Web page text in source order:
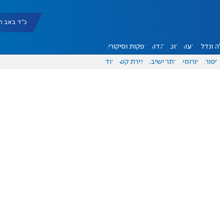
כ"ד באב תשפ"ו
ונדל"ן דעות אוכל יהדות הפקות וסיקורים
ספורט פורומים אתר ישיבה יצירת קשר עוד